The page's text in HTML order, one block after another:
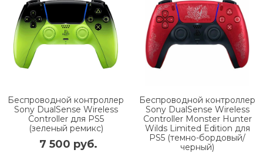
Беспроводной контроллер
Sony DualSense Wireless
Controller для PS5
(зеленый ремикс)
7 500 руб.
Беспроводной контроллер
Sony DualSense Wireless
Controller Monster Hunter
Wilds Limited Edition для
PS5 (темно-бордовый/
черный)